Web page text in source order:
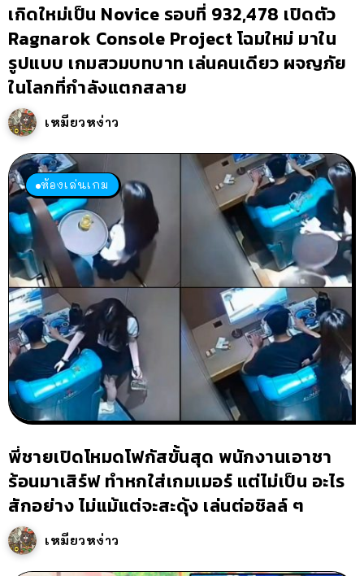
เกิดใหม่เป็น Novice รอบที่ 932,478 เปิดตัว
Ragnarok Console Project โฉมใหม่ มาใน
รูปแบบ เกมสวมบทบาท เล่นคนเดียว ผจญภัย
ในโลกที่กำลังแตกสลาย
เหมียวหง่าว
ห้องเล่นเกม
พี่ชายเปิดโหมดโฟกัสขั้นสุด พนักงานเอาชา
ร้อนมาเสิร์ฟ ทำหกใส่เกมเมอร์ แต่ไม่เป็น อะไร
สักอย่าง ไม่แม้แต่จะสะดุ้ง เล่นต่อชิลล์ ๆ
เหมียวหง่าว